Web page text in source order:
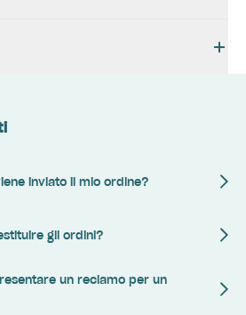
inviato il mio ordine?
gli ordini?
un reclamo per un